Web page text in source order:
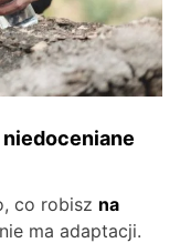
co robisz na
ma adaptacji.